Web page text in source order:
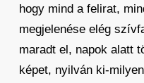
hogy mind a felirat,
megjelenése elég
maradt el, napok alatt
képet, nyilván ki-